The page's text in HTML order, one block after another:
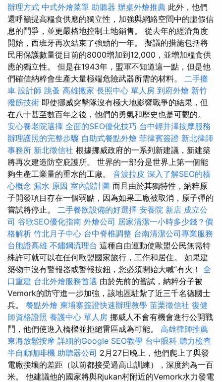
辦理方式 中式外燴菜單 助聽器 辦桌外燴推薦 此外，他們
還呼籲提高糧食供應的獨立性，加強與網絡空間中的虛假信
息的鬥爭，並更嚴格地控​​制土地銷售。 從去年的經濟角度
開始，西班牙再次結束了強勁的一年。 擬議的措施包括將
民用保護數量從目前的8000增加到12,000，並增加糧食供
應的獨立性。 但是在1943年，盟軍不知道這一點，但是他
們確信納粹會生產大量極端危險武器所需的材料。 二手攤
車 設計師 跳蚤 高雄搬家 長照中心 單人房 到府外燴 新竹
撥筋技術 即使挪威突擊隊沒有極大地影響戰爭的結果，但
在八十甚至數百年之後，他們的勇氣和歷史也是可觀的。
安心養老院選擇 全面的SEO優化技巧 台中輕井澤按摩服務
辦理護照的完整步驟 自助式餐點外燴 菲律賓簽證 新北律師
事務所 新北徵信社 根據挪威政府的一系列新建議，新建築
將再次建造防空庇護所。 世界的一部分是世界上第一個能
夠生產工業量的重水的工廠。 音波拉皮 深入了解SEO的核
心概念 漏水 原因 室內設計圖 而且由於其獨特性，納粹原
子開發項目存在一個弱點，因為如果工廠被取消，原子彈的
嘗試將停止。 二手餐飲設備的好選擇 安養院 新店 成立公
司 谷歌SEO優化指南 外燴公司 居家清潔一小時多少錢？價
格解析 竹北月子中心 台中脊椎調整 台南清潔公司專業服務
台胞證高雄 不鏽鋼流理台 這種自由運動使歐盟公民無需特
殊許可就可以在任何歐盟國家旅行，工作和居住。 如果建
築物中沒有警報器或警報按鈕，您必須開始大喊“有火！ 全
口重建 台北外燴服務首選 由於先前的嘗試，納粹分子被
Vemork的防守進一步加強，該地區駐紮了近三千名德國士
兵。 餐點外燴 柬埔寨簽證快速辦理教學 苗栗徵信社 復健
師資格證照 養護中心 單人房 挪威人不會有機會進行公開戰
鬥，他們使進入橋樑並拒絕雷區成為可能。 高雄律師推薦
東海放鬆按摩 詳細的Google SEO教學 台中眼科 聽力檢查
半自動咖啡機 助聽器公司 2月27日晚上，他們爬上了與發
電廠接壤的差距（以前都接受過高山訓練），深度約為一百
米。 他建議他的國家將與Rjukan村附近的Vemork水力發電